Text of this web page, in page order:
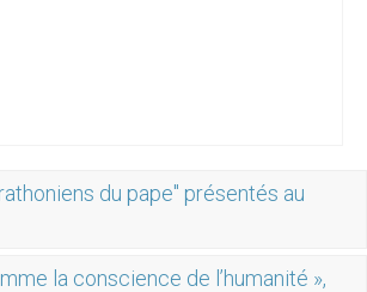
du pape" présentés au
la conscience de l’humanité »,